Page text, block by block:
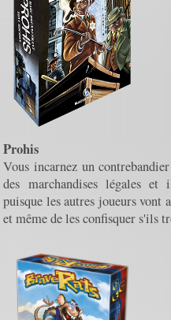
Prohis
Vous incarnez un
des marchandises légales
puisque les autres joueurs
et même de les confisquer s'ils